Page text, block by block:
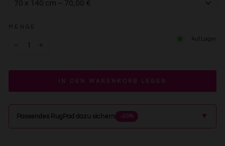
MENGE
Auf Lager
IN DEN WARENKORB LEGEN
Passendes RugPad dazu sichern −20% ▲